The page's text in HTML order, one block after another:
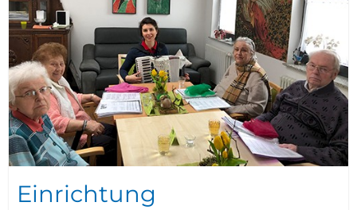
Einrichtung